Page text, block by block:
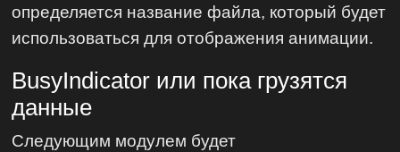
определяется название файла, который будет
использоваться для отображения анимации.
BusyIndicator или пока грузятся
данные
Следующим модулем будет